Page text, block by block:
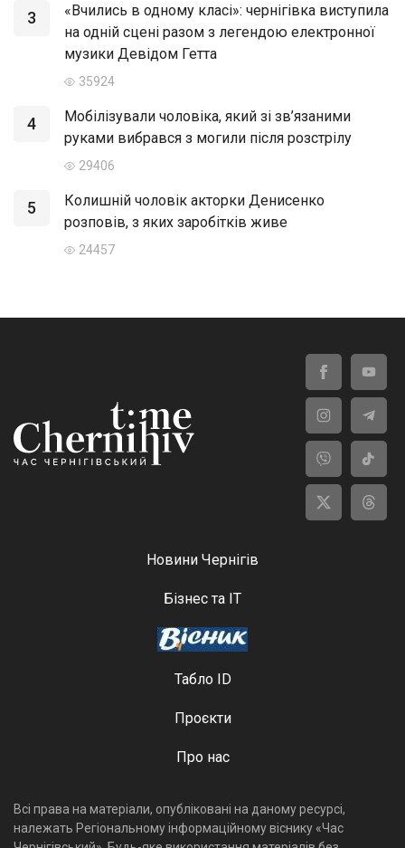
3
«Вчились в одному класі»: чернігівка виступила
на одній сцені разом з легендою електронної
музики Девідом Гетта
35924
4
Мобілізували чоловіка, який зі зв’язаними
руками вибрався з могили після розстрілу
29406
5
Колишній чоловік акторки Денисенко
розповів, з яких заробітків живе
24457
Новини Чернігів
Бізнес та ІТ
Табло ID
Проєкти
Про нас
Всі права на матеріали, опубліковані на даному ресурсі,
належать Регіональному інформаційному віснику «Час